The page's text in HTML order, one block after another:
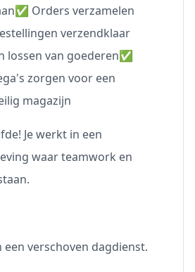
Orders verzamelen
verzendklaar
lossen van goederen✅
zorgen voor een
magazijn
Je werkt in een
waar teamwork en
verschoven dagdienst.